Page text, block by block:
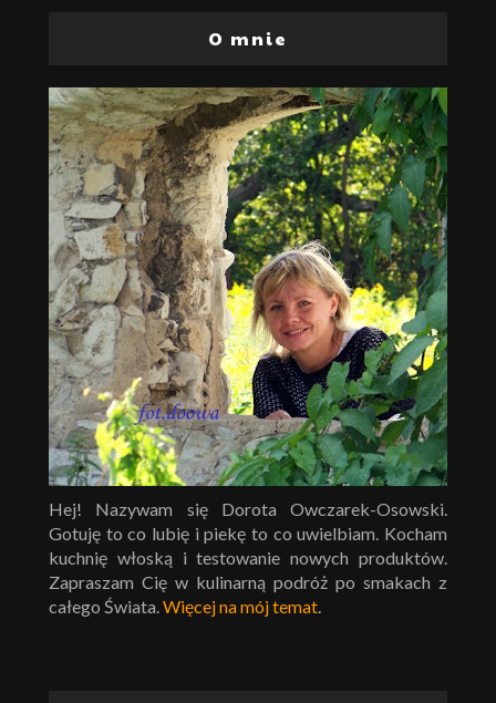
O mnie
Hej! Nazywam się Dorota Owczarek-Osowski.
Gotuję to co lubię i piekę to co uwielbiam. Kocham
kuchnię włoską i testowanie nowych produktów.
Zapraszam Cię w kulinarną podróż po smakach z
całego Świata.Więcej na mój temat.